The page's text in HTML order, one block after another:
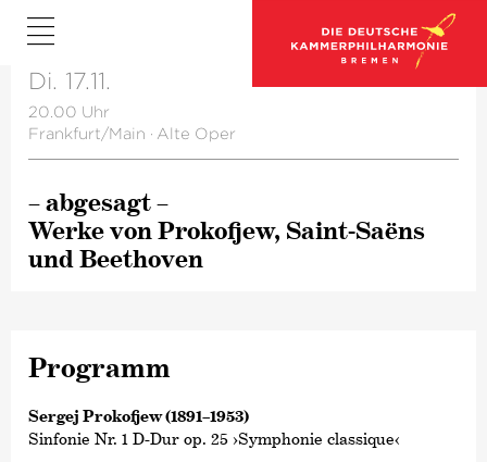
Di. 17.11.
20.00 Uhr
Frankfurt/Main · Alte Oper
– abgesagt –
Werke von Prokofjew, Saint-Saëns
und Beethoven
Programm
Sergej Prokofjew (1891–1953)
Sinfonie Nr. 1 D-Dur op. 25 ›Symphonie classique‹